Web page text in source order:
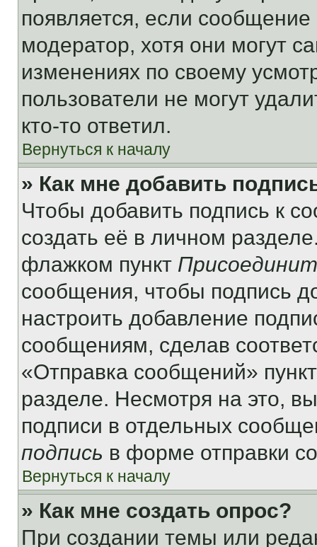
появляется, если
модератор, хотя они могут
изменениях по своему
пользователи не могут
кто-то ответил.
Вернуться к началу
» Как мне добавить
Чтобы добавить подпись к
создать её в личном
флажком пункт
сообщения, чтобы подпись
настроить добавление
сообщениям, сделав
«Отправка сообщений»
разделе. Несмотря на это,
подписи в отдельных
подпись в форме отправки
Вернуться к началу
» Как мне создать опрос?
При создании темы или